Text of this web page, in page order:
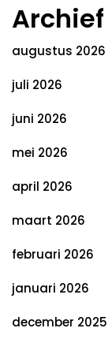
Archief
augustus 2026
juli 2026
juni 2026
mei 2026
april 2026
maart 2026
februari 2026
januari 2026
december 2025